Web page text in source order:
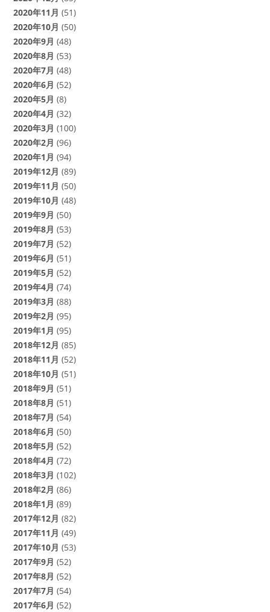
2020年11月 (51)
2020年10月 (50)
2020年9月 (48)
2020年8月 (53)
2020年7月 (48)
2020年6月 (52)
2020年5月 (8)
2020年4月 (32)
2020年3月 (100)
2020年2月 (96)
2020年1月 (94)
2019年12月 (89)
2019年11月 (50)
2019年10月 (48)
2019年9月 (50)
2019年8月 (53)
2019年7月 (52)
2019年6月 (51)
2019年5月 (52)
2019年4月 (74)
2019年3月 (88)
2019年2月 (95)
2019年1月 (95)
2018年12月 (85)
2018年11月 (52)
2018年10月 (51)
2018年9月 (51)
2018年8月 (51)
2018年7月 (54)
2018年6月 (50)
2018年5月 (52)
2018年4月 (72)
2018年3月 (102)
2018年2月 (86)
2018年1月 (89)
2017年12月 (82)
2017年11月 (49)
2017年10月 (53)
2017年9月 (52)
2017年8月 (52)
2017年7月 (54)
2017年6月 (52)